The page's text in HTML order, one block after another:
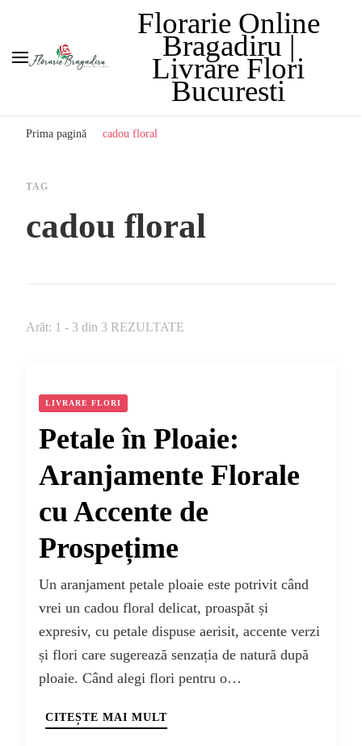
Florarie Online
Bragadiru |
Livrare Flori
Bucuresti
Prima pagină cadou floral
TAG
cadou floral
Arăt: 1 - 3 din 3 REZULTATE
LIVRARE FLORI
Petale în Ploaie:
Aranjamente Florale
cu Accente de
Prospețime
Un aranjament petale ploaie este potrivit când
vrei un cadou floral delicat, proaspăt și
expresiv, cu petale dispuse aerisit, accente verzi
și flori care sugerează senzația de natură după
ploaie. Când alegi flori pentru o…
CITEȘTE MAI MULT